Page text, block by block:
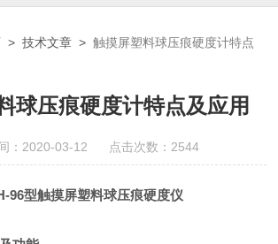
>技术文章 >触摸屏塑料球压痕硬度计特点
球压痕硬度计特点及应用
：2020-03-12 点击次数：2544
96型触摸屏塑料球压痕硬度仪